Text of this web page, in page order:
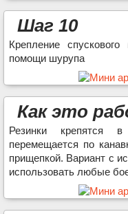
Шаг 10
Крепление
помощи шурупа
Как это
Резинки крепятся
перемещается по
прищепкой. Вариант с
использовать любые